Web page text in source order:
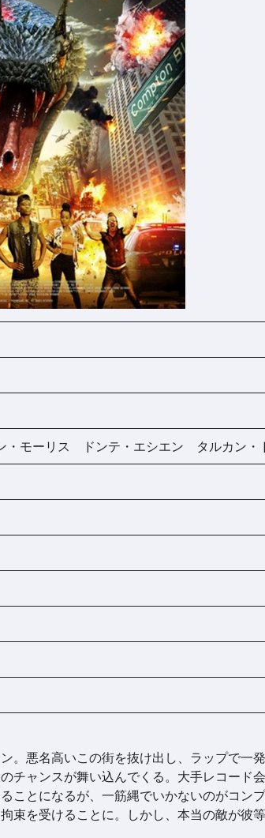
・モーリス ドンテ・エシエン タルカン・
。悪名高いこの街を抜け出し、ラップで一
チャンスが舞い込んでくる。大手レコード
ことになるが、一筋縄でいかないのがコン
束を受けることに。しかし、本当の敵が彼